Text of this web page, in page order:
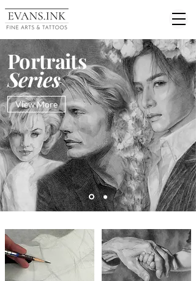
Portraits
Series
View More